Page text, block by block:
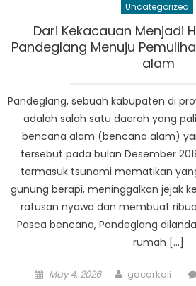
Uncategorized
Dari Kekacauan Menjadi
Pandeglang Menuju
alam
Pandeglang, sebuah kabupaten di
adalah salah satu daerah yang
bencana alam (bencana alam)
tersebut pada bulan Desember
termasuk tsunami mematikan
gunung berapi, meninggalkan jejak
ratusan nyawa dan membuat
Pasca bencana, Pandeglang
rumah […]
Posted
May 4, 2026 Author
gacorkali